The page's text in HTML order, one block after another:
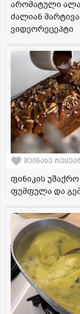
არომატული
ძალიან
ვიდეორეცეპტი
შეინახე
ფინიკის
ფუმფულა და